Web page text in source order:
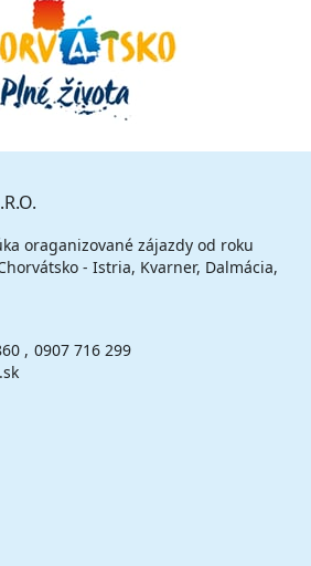
oraganizované zájazdy od roku
- Istria, Kvarner, Dalmácia,
0907 716 299